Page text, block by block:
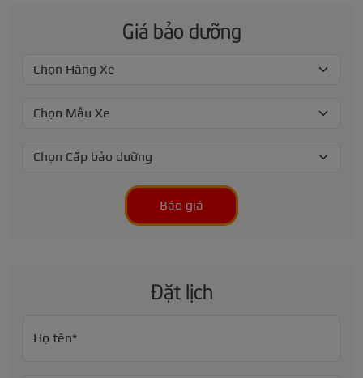
Giá bảo dưỡng
Báo giá
Đặt lịch
Họ tên*